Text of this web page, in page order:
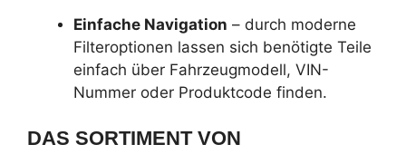
Einfache Navigation – durch moderne
Filteroptionen lassen sich benötigte Teile
einfach über Fahrzeugmodell, VIN-
Nummer oder Produktcode finden.
DAS SORTIMENT VON